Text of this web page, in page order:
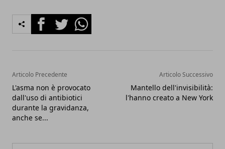
FacebookTwitterWhatsapp
Articolo Precedente
L'asma non è provocato
dall'uso di antibiotici
durante la gravidanza,
anche se...
Articolo Successivo
Mantello dell'invisibilità:
l'hanno creato a New York